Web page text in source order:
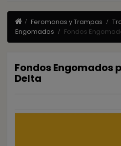
Feromonas y Trampas
Engomados
Fondos
Fondos Engomados
Delta